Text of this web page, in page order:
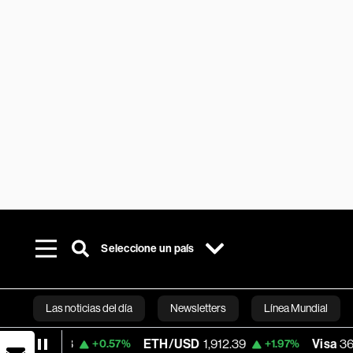
Seleccione un país
Las noticias del día Newsletters Línea Mundial
Bloomberg
ETH/USD 1,912.39 +1.97% Visa 368.59 -0.27%